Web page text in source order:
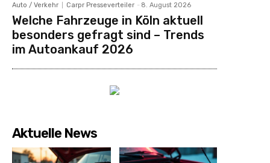
Auto / Verkehr Carpr Presseverteiler - 8. August 2026
Welche Fahrzeuge in Köln aktuell
besonders gefragt sind – Trends
im Autoankauf 2026
Aktuelle News